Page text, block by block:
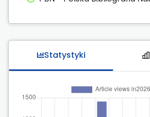
Statystyki